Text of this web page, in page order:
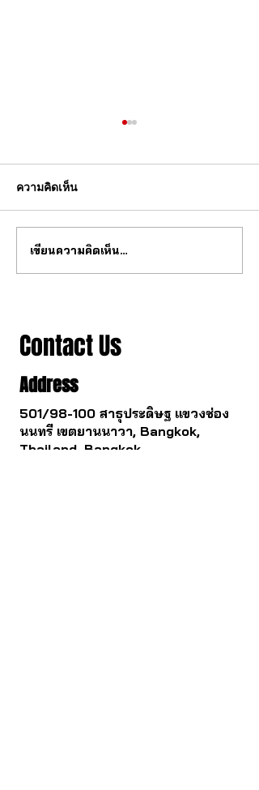
สุดยอด กลไก tourbillon จาก
จีน
ความคิดเห็น
เขียนความคิดเห็น…
Contact Us
Address
501/98-100 สาธุประดิษฐ แขวงช่อง
นนทรี เขตยานนาวา, Bangkok,
Thailand, Bangkok